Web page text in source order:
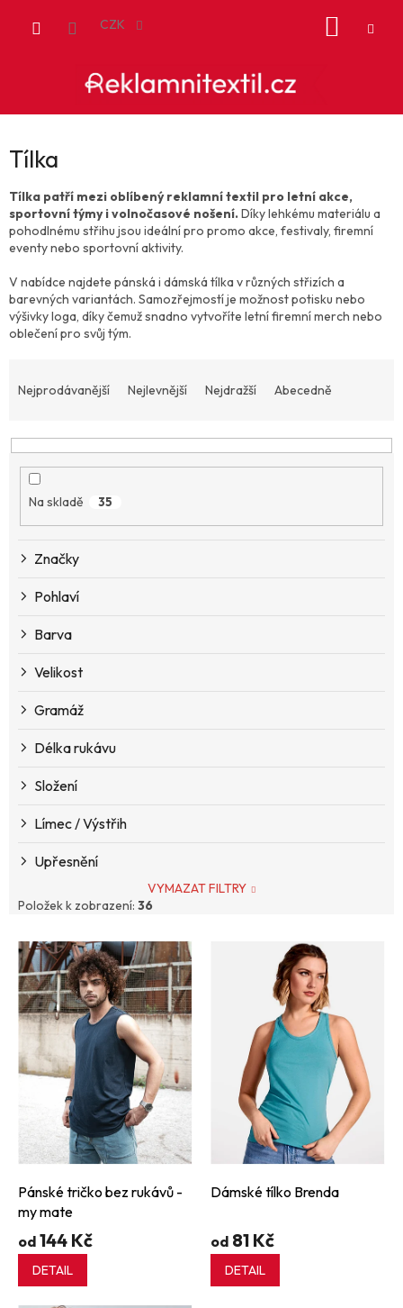
CZK
Tílka
Tílka patří mezi oblíbený reklamní textil pro letní akce,
sportovní týmy i volnočasové nošení.Díky lehkému materiálu a
pohodlnému střihu jsou ideální pro promo akce, festivaly, firemní
eventy nebo sportovní aktivity.
V nabídce najdete pánská i dámská tílka v různých střizích a
barevných variantách. Samozřejmostí je možnost potisku nebo
výšivky loga, díky čemuž snadno vytvoříte letní firemní merch nebo
oblečení pro svůj tým.
a
n
Nejprodávanější Nejlevnější Nejdražší Abecedně
Na skladě 35
Značky
Pohlaví
Barva
Velikost
Gramáž
Délka rukávu
Složení
Límec / Výstřih
Upřesnění
VYMAZAT FILTRY
Položek k zobrazení: 36
V
p
o
Pánské tričko bez rukávů -
my mate
od 144 Kč
DETAIL
Dámské tílko Brenda
od 81 Kč
DETAIL